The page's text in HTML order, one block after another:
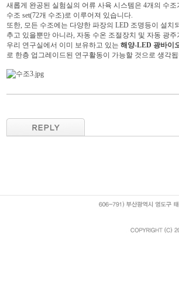
새롭게 완공된 실험실의 어류 사육 시스템은 4개의 수
수조 set(72개 수조)로 이루어져 있습니다.
또한, 모든 수조에는 다양한 파장의 LED 조명등이 설
추고 있을뿐만 아니라, 자동 수온 조절장치 및 자동 광
우리 연구실에서 이미 보유하고 있는 해양-LED 광바이
로 한층 업그레이드된 연구활동이 가능할 것으로 생각